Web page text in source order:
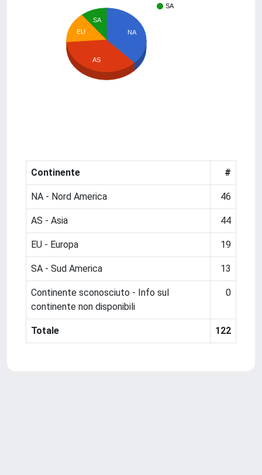
SA
NA
SA
EU
AS
Continente #
NA - Nord America 46
AS - Asia 44
EU - Europa 19
SA - Sud America 13
Continente sconosciuto - Info sul
continente non disponibili
0
Totale 122